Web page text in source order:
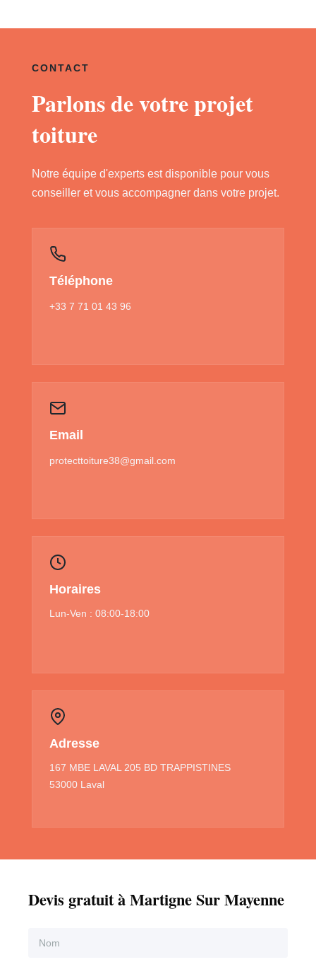
CONTACT
Parlons de votre projet
toiture
Notre équipe d'experts est disponible pour vous
conseiller et vous accompagner dans votre projet.
Téléphone
+33 7 71 01 43 96
Email
protecttoiture38@gmail.com
Horaires
Lun-Ven : 08:00-18:00
Adresse
167 MBE LAVAL 205 BD TRAPPISTINES
53000 Laval
Devis gratuit à Martigne Sur Mayenne